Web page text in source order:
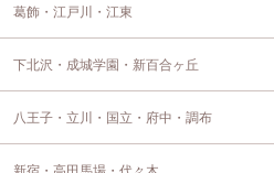
葛飾・江戸川・江東
下北沢・成城学園・新百合ヶ丘
八王子・立川・国立・府中・調布